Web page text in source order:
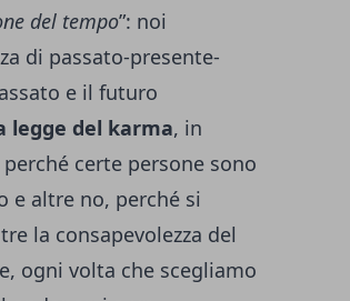
del tempo”: noi
di passato-presente-
e il futuro
legge del karma, in
certe persone sono
e altre no, perché si
la consapevolezza del
ogni volta che scegliamo